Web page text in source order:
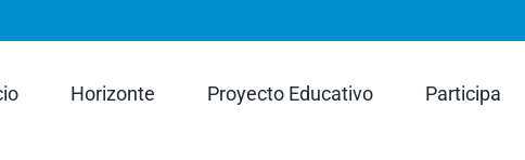
Horizonte Proyecto Educativo Participa